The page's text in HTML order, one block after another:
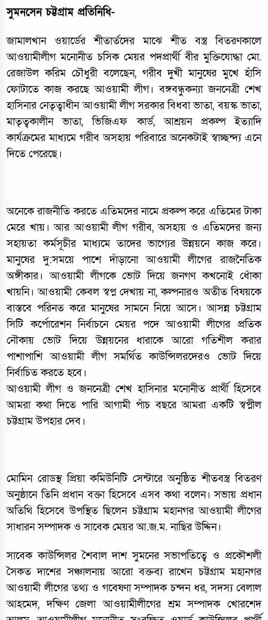
সুমনসেন চট্টগ্রাম প্রতিনিধি-
জামালখান ওয়ার্ডের শীতার্তদের মাঝে শীত বস্ত্র বিতরণকালে
আওয়ামীলীগ মনোনীত চসিক মেয়র পদপ্রার্থী বীর মুক্তিযোদ্ধা মো.
রেজাউল করিম চৌধুরী বলেছেন, গরীব দুখী মানুষের মুখে হাঁসি
ফোটাতে কাজ করছে আওয়ামী লীগ। বঙ্গবন্ধুকন্যা জননেত্রী শেখ
হাসিনার নেতৃত্বাধীন আওয়ামী লীগ সরকার বিধবা ভাতা, বয়স্ক ভাতা,
মাতৃত্বকালীন ভাতা, ভিজিএফ কার্ড, আশ্রয়ন প্রকল্প ইত্যাদি
কার্যক্রমের মাধ্যমে গরীব অসহায় পরিবারে অনেকটাই স্বাচ্ছন্দ্য এনে
দিতে পেরেছে।
অনেকে রাজনীতি করতে এতিমদের নামে প্রকল্প করে এতিমের টাকা
মেরে খায়। আর আওয়ামী লীগ গরীব, অসহায় ও এতিমদের জন্য
সহায়তা কর্মসূচীর মাধ্যমে তাদের ভাগ্যের উন্নয়নে কাজ করে।
মানুষের দু:সময়ে পাশে দাঁড়ানো আওয়ামী লীগের রাজনৈতিক
অঙ্গীকার। আওয়ামী লীগকে ভোট দিয়ে জনগণ কখনোই ধোঁকা
খায়নি। আওয়ামী কেবল স্বপ্ন দেখায় না, কল্পনারও অতীত বিষয়কে
বাস্তবে পরিনত করে মানুষের সামনে নিয়ে আসে। আসন্ন চট্টগ্রাম
সিটি কর্পোরেশন নির্বাচনে মেয়র পদে আওয়ামী লীগের প্রতিক
নৌকায় ভোট দিয়ে উন্নয়নের ধারাকে আরো গতিশীল করার
পাশাপাশি আওয়ামী লীগ সমর্থিত কাউন্সিলরদেরও ভোট দিয়ে
নির্বাচিত করতে হবে।
আওয়ামী লীগ ও জননেত্রী শেখ হাসিনার মনোনীত প্রার্থী হিসেবে
আমরা কথা দিতে পারি আগামী পাঁচ বছরে আমরা একটি স্বপ্নীল
চট্টগ্রাম উপহার দেব।
মোমিন রোডস্থ প্রিয়া কমিউনিটি সেন্টারে অনুষ্ঠিত শীতবস্ত্র বিতরণ
অনুষ্ঠানে তিনি প্রধান বক্তা হিসেবে এসব কথা বলেন। সভায় প্রধান
অতিথি হিসেবে উপস্থিত ছিলেন চট্টগ্রাম মহানগর আওয়ামী লীগের
সাধারন সম্পাদক ও সাবেক মেয়র আ.জ.ম. নাছির উদ্দিন।
সাবেক কাউন্সিলর শৈবাল দাশ সুমনের সভাপতিত্বে ও প্রকৌশলী
সৈকত দাশের সঞ্চালনায় আরো বক্তব্য রাখেন চট্টগ্রাম মহানগর
আওয়ামী লীগের তথ্য ও গবেষণা সম্পাদক চন্দন ধর, সদস্য বেলাল
আহমেদ, দক্ষিণ জেলা আওয়ামীলীগের শ্রম সম্পাদক খোরশেদ